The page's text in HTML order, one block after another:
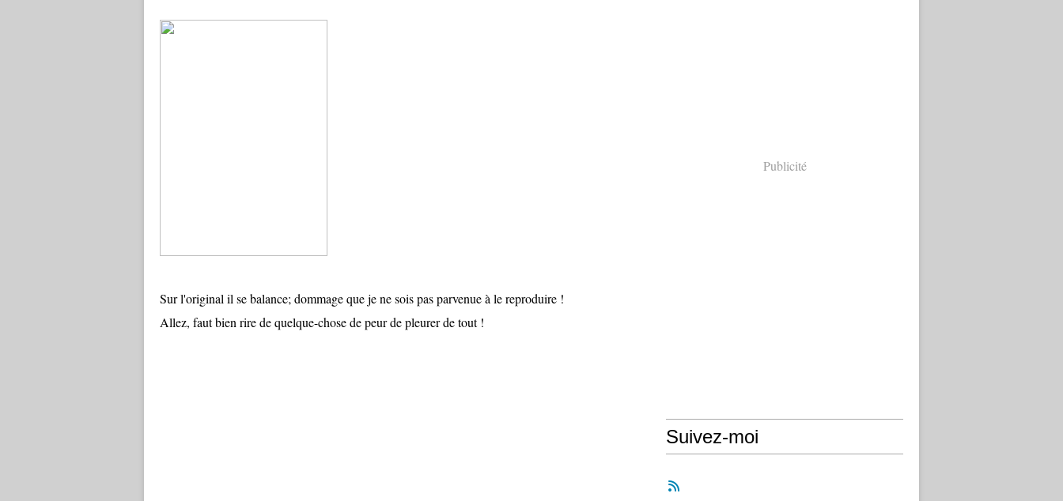
Sur l'original il se balance; dommage que je ne sois pas parvenue à le reproduire !
Allez, faut bien rire de quelque-chose de peur de pleurer de tout !
Publicité
Suivez-moi